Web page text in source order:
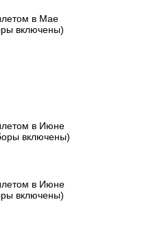
в Мае
включены)
в Июне
включены)
в Июне
включены)